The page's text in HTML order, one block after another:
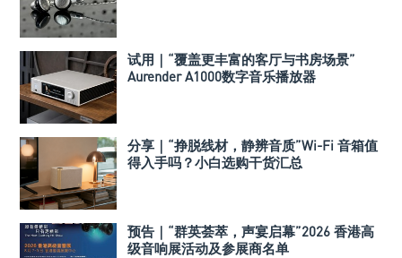
试用｜“覆盖更丰富的客厅与书房场景”
Aurender A1000数字音乐播放器
分享｜“挣脱线材，静辨音质”Wi-Fi 音箱值
得入手吗？小白选购干货汇总
预告｜“群英荟萃，声宴启幕”2026 香港高
级音响展活动及参展商名单